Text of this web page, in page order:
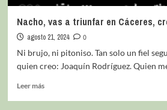
Nacho, vas a triunfar en Cáceres,
agosto 21, 2024
0
Ni brujo, ni pitoniso. Tan solo un fiel
quien creo: Joaquín Rodríguez. Quien
Leer más